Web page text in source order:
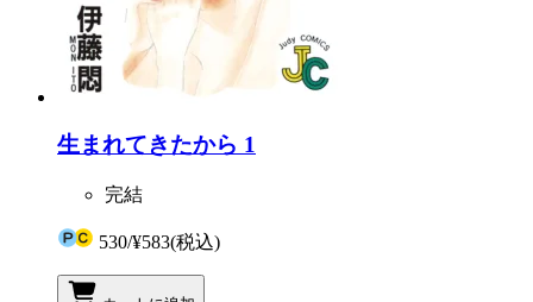
生まれてきたから 1
完結
530/¥583(税込)